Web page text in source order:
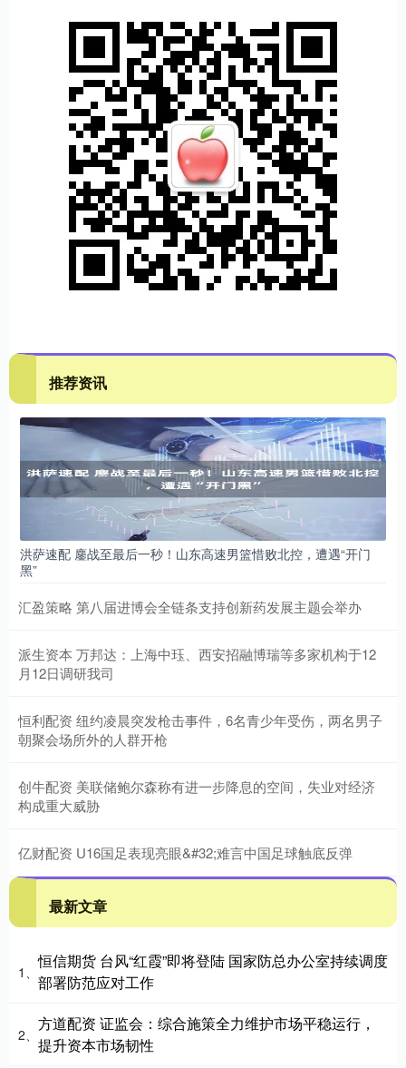
推荐资讯
洪萨速配 鏖战至最后一秒！山东高速男篮惜败北控，遭遇“开门
黑”
汇盈策略 第八届进博会全链条支持创新药发展主题会举办
派生资本 万邦达：上海中珏、西安招融博瑞等多家机构于12
月12日调研我司
恒利配资 纽约凌晨突发枪击事件，6名青少年受伤，两名男子
朝聚会场所外的人群开枪
创牛配资 美联储鲍尔森称有进一步降息的空间，失业对经济
构成重大威胁
亿财配资 U16国足表现亮眼&#32;难言中国足球触底反弹
最新文章
1、
恒信期货 台风“红霞”即将登陆 国家防总办公室持续调度
部署防范应对工作
2、
方道配资 证监会：综合施策全力维护市场平稳运行，
提升资本市场韧性